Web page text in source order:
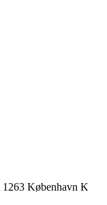
1263 København K